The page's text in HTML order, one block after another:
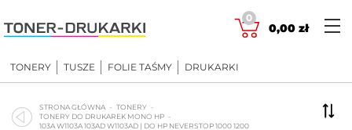
to
content
0
0,00 zł
TONERY TUSZE FOLIE TAŚMY DRUKARKI
STRONA GŁÓWNA
TONERY
TONERY DO DRUKAREK MONO HP
103A W1103A 103AD W1103AD | DO HP NEVERSTOP 1000 1200